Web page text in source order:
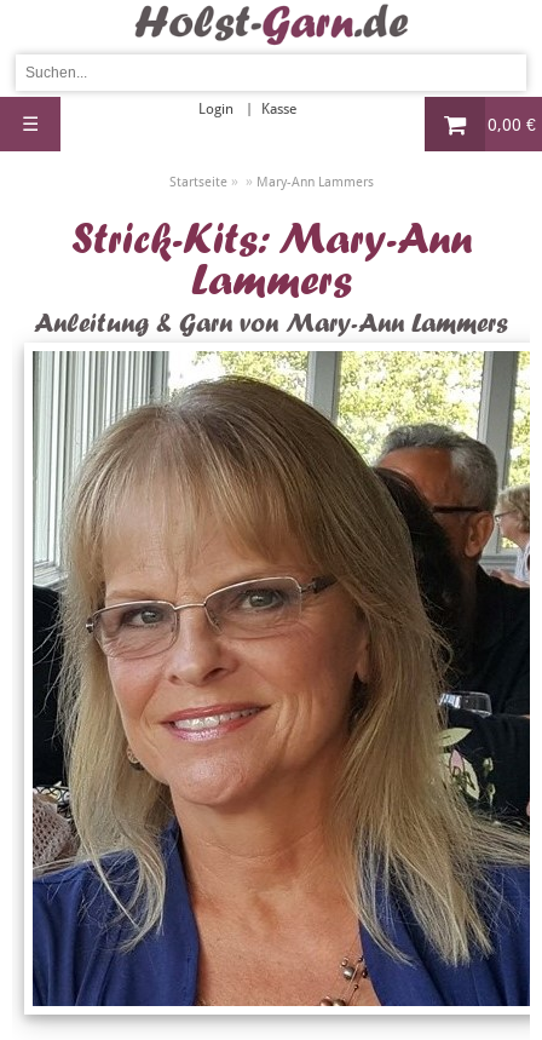
0,00 €
Login Kasse
☰
Startseite» » Mary-Ann Lammers
Strick-Kits: Mary-Ann
Lammers
Anleitung & Garn von Mary-Ann Lammers